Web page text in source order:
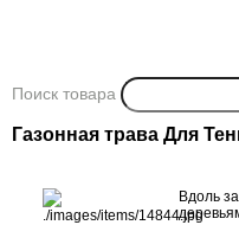
Поиск товара
Газонная трава Для
Вдоль